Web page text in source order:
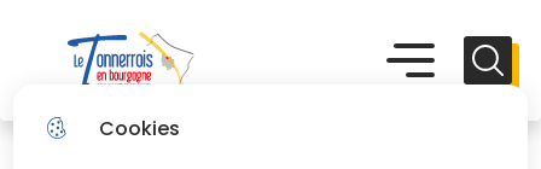
Cookies
au
menu
Aller à la
recherche
principal
le plan du
Menu principal Menu